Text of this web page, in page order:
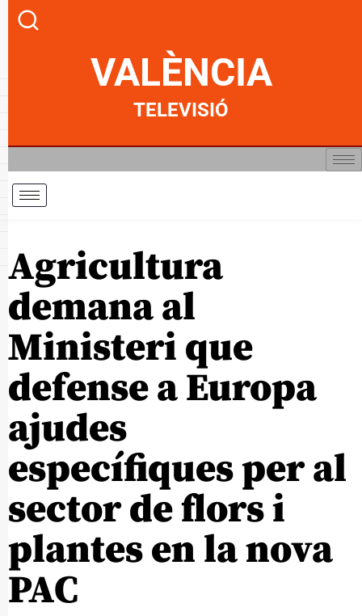
VALÈNCIA
TELEVISIÓ
Agricultura
demana al
Ministeri que
defense a Europa
ajudes
específiques per al
sector de flors i
plantes en la nova
PAC